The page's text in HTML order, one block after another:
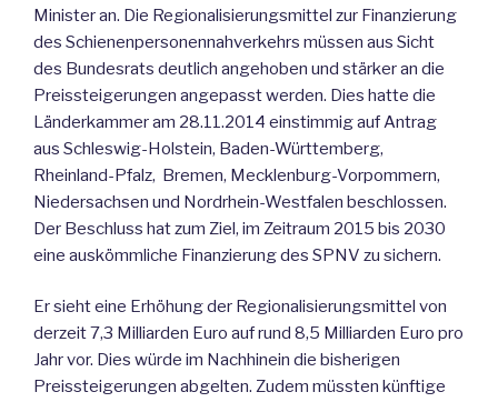
Minister an. Die Regionalisierungsmittel zur Finanzierung
des Schienenpersonennahverkehrs müssen aus Sicht
des Bundesrats deutlich angehoben und stärker an die
Preissteigerungen angepasst werden. Dies hatte die
Länderkammer am 28.11.2014 einstimmig auf Antrag
aus Schleswig-Holstein, Baden-Württemberg,
Rheinland-Pfalz, Bremen, Mecklenburg-Vorpommern,
Niedersachsen und Nordrhein-Westfalen beschlossen.
Der Beschluss hat zum Ziel, im Zeitraum 2015 bis 2030
eine auskömmliche Finanzierung des SPNV zu sichern.
Er sieht eine Erhöhung der Regionalisierungsmittel von
derzeit 7,3 Milliarden Euro auf rund 8,5 Milliarden Euro pro
Jahr vor. Dies würde im Nachhinein die bisherigen
Preissteigerungen abgelten. Zudem müssten künftige